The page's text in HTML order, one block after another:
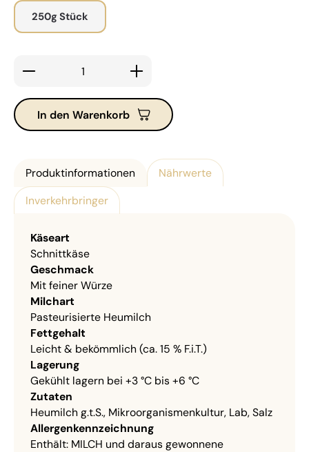
250g Stück
Produkt Anzahl: Gib den gewünschten Wert ein
In den Warenkorb
Produktinformationen
Nährwerte
Inverkehrbringer
Käseart
Schnittkäse
Milchart
Pasteurisierte Heumilch
Lagerung
Gekühlt lagern bei +3 °C bis +6 °C
Geschmack
Mit feiner Würze
Fettgehalt
Leicht & bekömmlich (ca. 15 % F.i.T.)
Zutaten
Heumilch g.t.S., Mikroorganismenkultur, Lab, Salz
Allergenkennzeichnung
Enthält: MILCH und daraus gewonnene